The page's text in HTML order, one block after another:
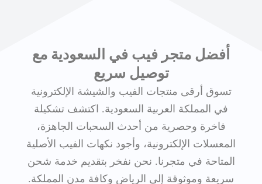
أفضل متجر فيب في السعودية مع
توصيل سريع
تسوق أرقى منتجات الفيب والشيشة الإلكترونية
في المملكة العربية السعودية. اكتشف تشكيلة
فاخرة وحصرية من أحدث السحبات الجاهزة،
المعسلات الإلكترونية، وأجود نكهات الفيب الأصلية
المتاحة في متجرنا. نحن نفخر بتقديم خدمة شحن
سريعة وموثوقة إلى الرياض وكافة مدن المملكة.